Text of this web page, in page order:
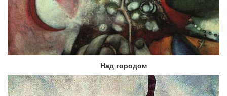
Над городом